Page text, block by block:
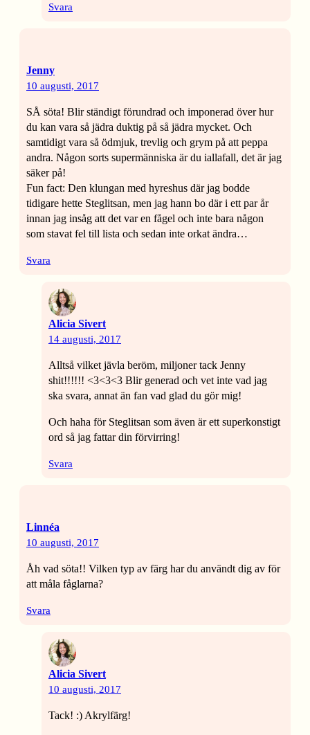
Svara
Jenny
10 augusti, 2017
SÅ söta! Blir ständigt förundrad och imponerad över hur
du kan vara så jädra duktig på så jädra mycket. Och
samtidigt vara så ödmjuk, trevlig och grym på att peppa
andra. Någon sorts supermänniska är du iallafall, det är jag
säker på!
Fun fact: Den klungan med hyreshus där jag bodde
tidigare hette Steglitsan, men jag hann bo där i ett par år
innan jag insåg att det var en fågel och inte bara någon
som stavat fel till lista och sedan inte orkat ändra…
Svara
Alicia Sivert
14 augusti, 2017
Alltså vilket jävla beröm, miljoner tack Jenny
shit!!!!!! <3<3<3 Blir generad och vet inte vad jag
ska svara, annat än fan vad glad du gör mig!
Och haha för Steglitsan som även är ett superkonstigt
ord så jag fattar din förvirring!
Svara
Linnéa
10 augusti, 2017
Åh vad söta!! Vilken typ av färg har du användt dig av för
att måla fåglarna?
Svara
Alicia Sivert
10 augusti, 2017
Tack! :) Akrylfärg!